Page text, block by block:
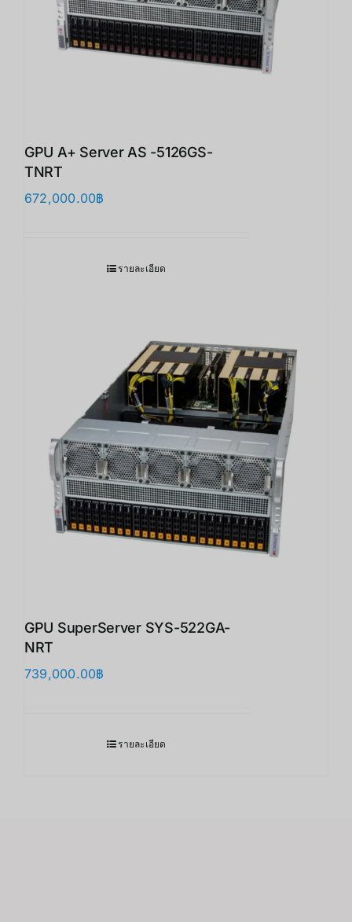
GPU A+ Server AS -5126GS-
TNRT
672,000.00฿
รายละเอียด
GPU SuperServer SYS-522GA-
NRT
739,000.00฿
รายละเอียด